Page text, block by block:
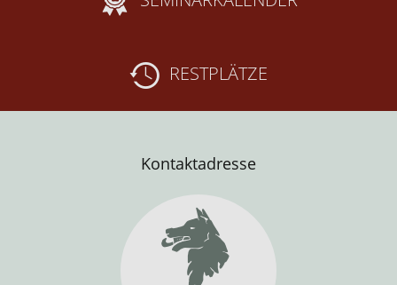
RESTPLÄTZE
Kontaktadresse